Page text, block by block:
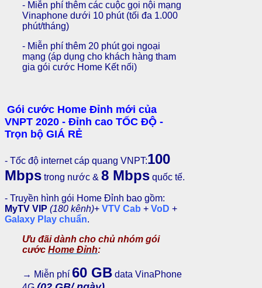
- Miễn phí thêm các cuộc gọi nội mạng
Vinaphone dưới 10 phút (tối đa 1.000
phút/tháng)
- Miễn phí thêm 20 phút gọi ngoại
mạng (áp dụng cho khách hàng tham
gia gói cước Home Kết nối)
Gói cước Home Đỉnh mới của
VNPT 2020 - Đỉnh cao TỐC ĐỘ -
Trọn bộ GIÁ RẺ
- Tốc độ internet cáp quang VNPT:100
Mbps trong nước & 8 Mbps quốc tế.
- Truyền hình gói Home Đỉnh bao gồm:
MyTV VIP (180 kênh)+ VTV Cab + VoD +
Galaxy Play chuẩn.
Ưu đãi dành cho chủ nhóm gói
cước Home Đỉnh:
→ Miễn phí 60 GB data VinaPhone